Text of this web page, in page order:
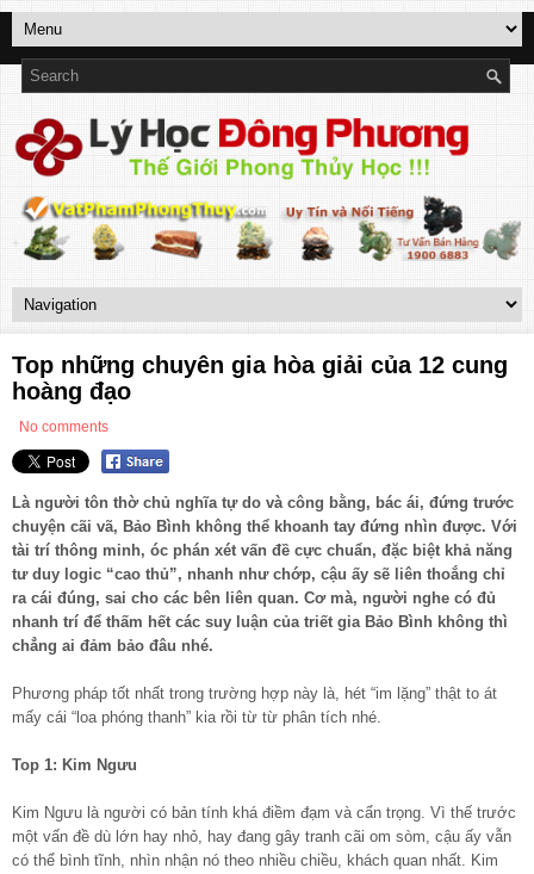
Top những chuyên gia hòa giải của 12 cung
hoàng đạo
No comments
Là người tôn thờ chủ nghĩa tự do và công bằng, bác ái, đứng trước
chuyện cãi vã, Bảo Bình không thể khoanh tay đứng nhìn được. Với
tài trí thông minh, óc phán xét vấn đề cực chuẩn, đặc biệt khả năng
tư duy logic “cao thủ”, nhanh như chớp, cậu ấy sẽ liên thoắng chỉ
ra cái đúng, sai cho các bên liên quan. Cơ mà, người nghe có đủ
nhanh trí để thấm hết các suy luận của triết gia Bảo Bình không thì
chẳng ai đảm bảo đâu nhé.
Phương pháp tốt nhất trong trường hợp này là, hét “im lặng” thật to át
mấy cái “loa phóng thanh” kia rồi từ từ phân tích nhé.
Top 1: Kim Ngưu
Kim Ngưu là người có bản tính khá điềm đạm và cẩn trọng. Vì thế trước
một vấn đề dù lớn hay nhỏ, hay đang gây tranh cãi om sòm, cậu ấy vẫn
có thể bình tĩnh, nhìn nhận nó theo nhiều chiều, khách quan nhất. Kim